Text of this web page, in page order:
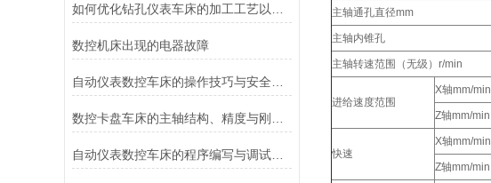
数控机床出现的电器故障
自动仪表数控车床的程序编写与调试技巧分析
主轴通孔直径mm
主轴内锥孔
主轴转速范围（无级）r/min
进给速度范围
X轴mm/min
Z轴mm/min
快速
X轴mm/min
Z轴mm/min